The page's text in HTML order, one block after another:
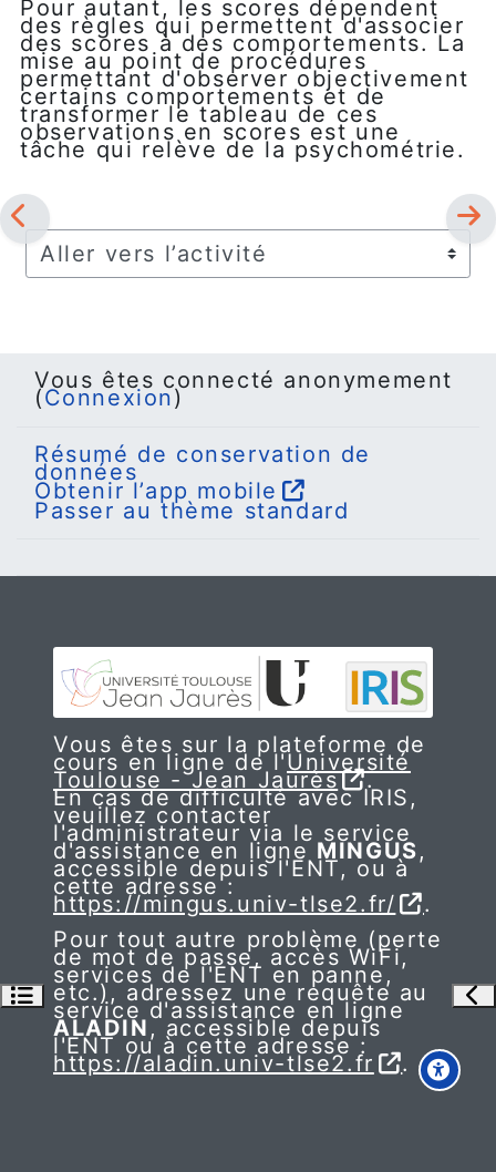
Ouvrir l’index du cours
Pour autant, les scores dépendent
des règles qui permettent d'associer
des scores à des comportements. La
mise au point de procédures
permettant d'observer objectivement
certains comportements et de
transformer le tableau de ces
observations en scores est une
tâche qui relève de la psychométrie.
Aller vers l’activité
Vous êtes connecté anonymement
(Connexion)
Résumé de conservation de
données
Obtenir l’app mobile
Passer au thème standard
Vous êtes sur la plateforme de
cours en ligne de l'Université
Toulouse - Jean Jaurès .
En cas de difficulté avec IRIS,
veuillez contacter
l'administrateur via le service
d'assistance en ligne MINGUS,
accessible depuis l'ENT, ou à
cette adresse :
https://mingus.univ-tlse2.fr/
.
Pour tout autre problème (perte
de mot de passe, accès WiFi,
services de l'ENT en panne,
etc.), adressez une requête au
service d'assistance en ligne
ALADIN , accessible depuis
l'ENT ou à cette adresse :
https://aladin.univ-tlse2.fr .